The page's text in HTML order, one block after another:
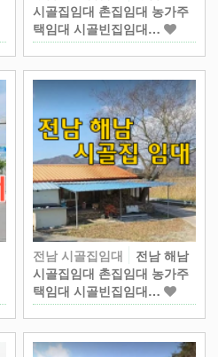
시골집임대 촌집임대 농가주
택임대 시골빈집임대…
전남 시골집임대
전남 해남
시골집임대 촌집임대 농가주
택임대 시골빈집임대…